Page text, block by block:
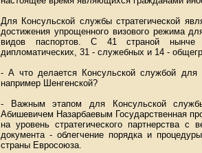
Для Консульской службы стратегической
достижения упрощенного визового режима
видов паспортов. С 41 страной нынче
дипломатических, 31 - служебных и 14 -
- А что делается Консульской службой для
например Шенгенской?
- Важным этапом для Консульской
Абишевичем Назарбаевым Государственная
на уровень стратегического партнерства
документа - облегчение порядка и
страны Евросоюза.